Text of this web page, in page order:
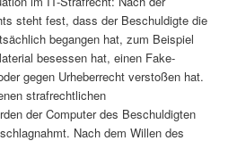
steht fest, dass der Beschuldigte die
begangen hat, zum Beispiel
besessen hat, einen Fake-
gegen Urheberrecht verstoßen hat.
strafrechtlichen
der Computer des Beschuldigten
Nach dem Willen des